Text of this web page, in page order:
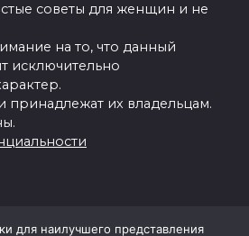
советы для женщин и не
на то, что данный
исключительно
принадлежат их владельцам.
для наилучшего представления